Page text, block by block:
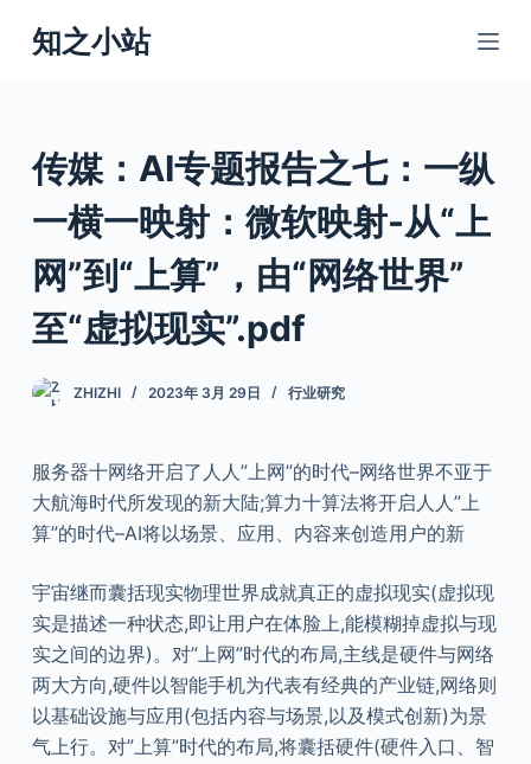
跳
过
知之小站
传媒：AI专题报告之七：一纵
一横一映射：微软映射-从“上
网”到“上算”，由“网络世界”
至“虚拟现实”.pdf
ZHIZHI 2023年 3月 29日 行业研究
服务器十网络开启了人人”上网”的时代–网络世界不亚于
大航海时代所发现的新大陆;算力十算法将开启人人”上
算”的时代–AI将以场景、应用、内容来创造用户的新
宇宙继而囊括现实物理世界成就真正的虚拟现实(虚拟现
实是描述一种状态,即让用户在体脸上,能模糊掉虚拟与现
实之间的边界)。对”上网”时代的布局,主线是硬件与网络
两大方向,硬件以智能手机为代表有经典的产业链,网络则
以基础设施与应用(包括内容与场景,以及模式创新)为景
气上行。对”上算”时代的布局,将囊括硬件(硬件入口、智